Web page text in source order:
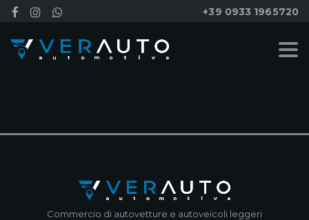
+39 0933 1965720
Commercio di autovetture e autoveicoli leggeri